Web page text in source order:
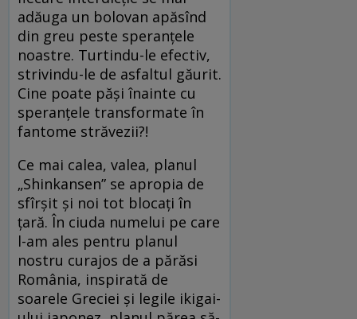
adăuga un bolovan apăsînd
din greu peste speranțele
noastre. Turtindu-le efectiv,
strivindu-le de asfaltul găurit.
Cine poate păși înainte cu
speranțele transformate în
fantome străvezii?!
Ce mai calea, valea, planul
„Shinkansen” se apropia de
sfîrșit și noi tot blocați în
țară. În ciuda numelui pe care
l-am ales pentru planul
nostru curajos de a părăsi
România, inspirată de
soarele Greciei și legile ikigai-